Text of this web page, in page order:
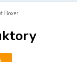
Boxer